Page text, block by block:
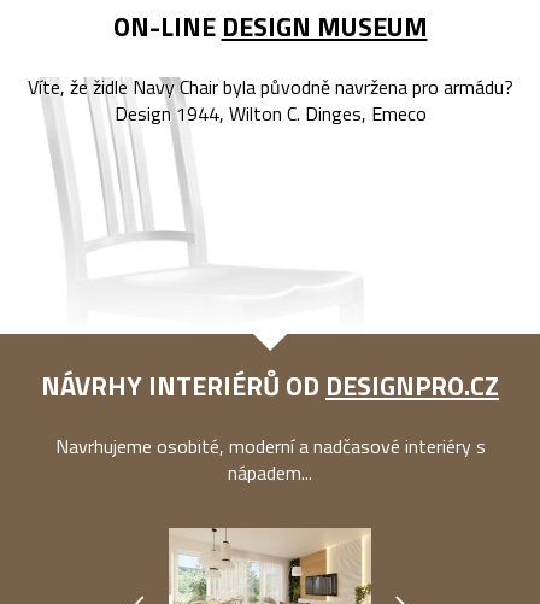
ON-LINE DESIGN MUSEUM
Víte, že židle Navy Chair byla původně navržena pro armádu?
Design 1944, Wilton C. Dinges, Emeco
NÁVRHY INTERIÉRŮ OD DESIGNPRO.CZ
Navrhujeme osobité, moderní a nadčasové interiéry s
nápadem...